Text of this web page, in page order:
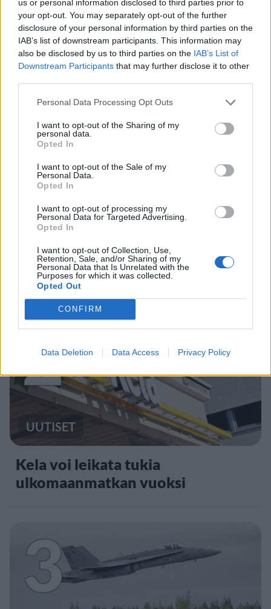
us or personal information disclosed to third parties prior to
your opt-out. You may separately opt-out of the further
disclosure of your personal information by third parties on the
IAB’s list of downstream participants. This information may
also be disclosed by us to third parties on the IAB’s List of
Downstream Participants that may further disclose it to other
Personal Data Processing Opt Outs
I want to opt-out of the Sharing of my
personal data.
Opted In
I want to opt-out of the Sale of my
Personal Data.
Opted In
I want to opt-out of processing my
Personal Data for Targeted Advertising.
Opted In
I want to opt-out of Collection, Use,
Retention, Sale, and/or Sharing of my
Personal Data that Is Unrelated with the
Purposes for which it was collected.
Opted Out
CONFIRM
Data Deletion Data Access Privacy Policy
Staran luetuimmat
1
valitsivat suosikkikohteensa –
yllättävä voittaja
2
UUTISET
Kela voi leikata tukia
ulkomaanmatkan vuoksi
3